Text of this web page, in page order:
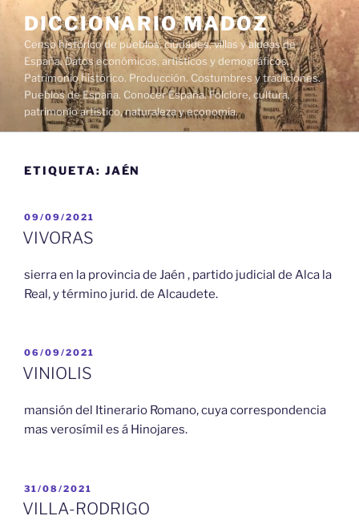
contenido
DICCIONARIO MADOZ
Censo histórico de pueblos, ciudades, villas y aldeas de
España. Datos económicos, artísticos y demográficos.
Patrimonio histórico. Producción. Costumbres y tradiciones.
Pueblos de España. Conocer España. Folclore, cultura,
patrimonio artístico, naturaleza y economía.
ETIQUETA: JAÉN
PUBLICADO
EL
09/09/2021
VIVORAS
sierra en la provincia de Jaén , partido judicial de Alca la
Real, y término jurid. de Alcaudete.
PUBLICADO
EL
06/09/2021
VINIOLIS
mansión del Itinerario Romano, cuya correspondencia
mas verosímil es á Hinojares.
PUBLICADO
EL
31/08/2021
VILLA-RODRIGO